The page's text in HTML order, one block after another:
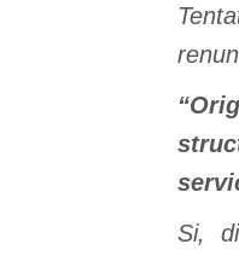
Si,